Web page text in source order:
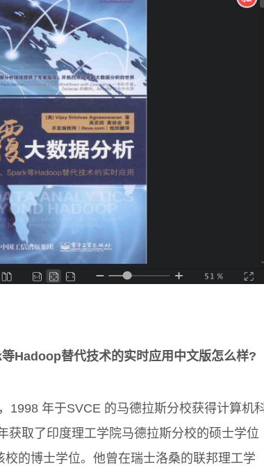
Hadoop替代技术的实时应用中文版怎么样?
1998 年于SVCE 的马德拉斯分校获得计算机
获取了印度理工学院马德拉斯分校的硕士学位
校的博士学位。他曾在瑞士洛桑的联邦理工学